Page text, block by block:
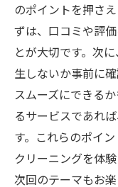
のポイントを押さ
ずは、口コミや評
とが大切です。次
生しないか事前に
スムーズにできる
るサービスであれ
す。これらのポイ
クリーニングを体
次回のテーマもお楽